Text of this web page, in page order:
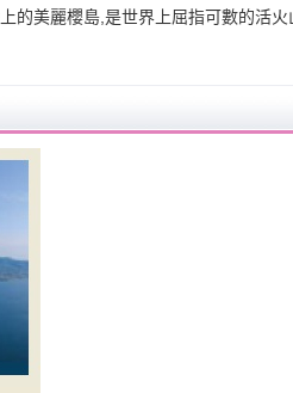
的美麗櫻島,是世界上屈指可數的活